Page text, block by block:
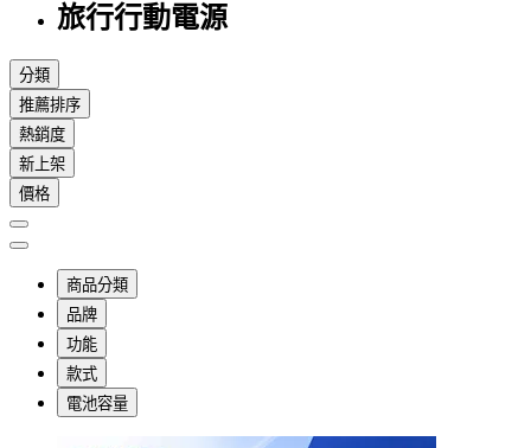
旅行行動電源
分類
推薦排序
熱銷度
新上架
價格
商品分類
品牌
功能
款式
電池容量